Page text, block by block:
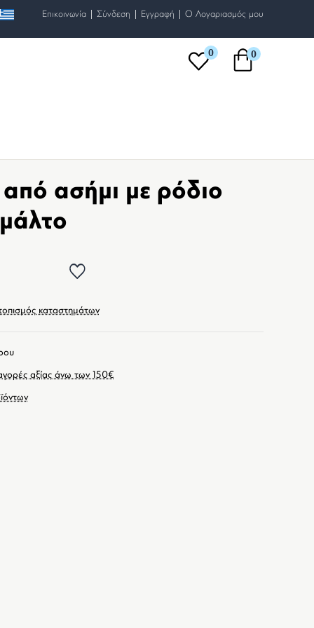
Επικοινωνία | Σύνδεση | Εγγραφή | O Λογαριασμός μου
0 0
ασήμι με ρόδιο
καταστημάτων
αξίας άνω των 150€